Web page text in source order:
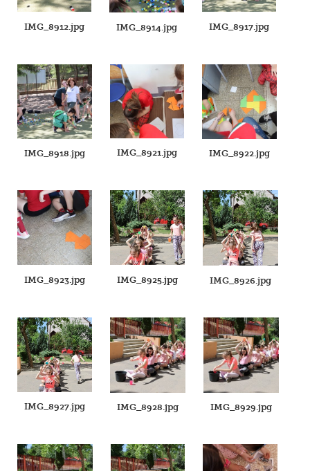
IMG_8912.jpg IMG_8914.jpg IMG_8917.jpg
IMG_8918.jpg IMG_8921.jpg IMG_8922.jpg
IMG_8923.jpg IMG_8925.jpg IMG_8926.jpg
IMG_8927.jpg IMG_8928.jpg IMG_8929.jpg